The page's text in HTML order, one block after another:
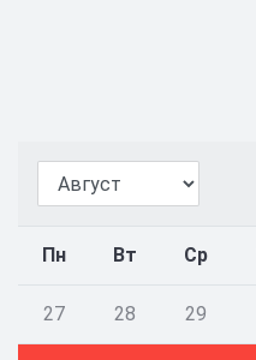
Пн Вт Ср
27 28 29